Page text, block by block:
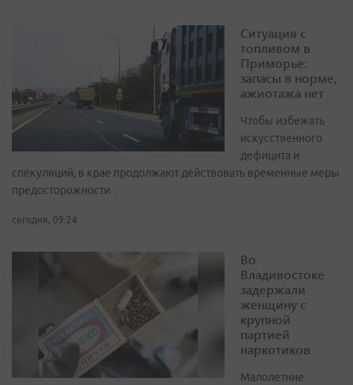
Ситуация с
топливом в
Приморье:
запасы в норме,
ажиотажа нет
Чтобы избежать
искусственного
дефицита и
спекуляций, в крае продолжают действовать временные меры
предосторожности
сегодня, 09:24
Во
Владивостоке
задержали
женщину с
крупной
партией
наркотиков
Малолетние